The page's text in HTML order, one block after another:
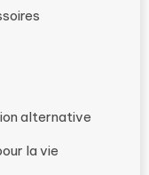
alternative
la vie